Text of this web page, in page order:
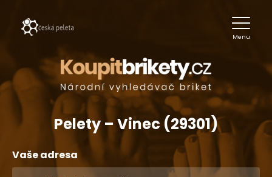
Menu
Pelety – Vinec (29301)
Vaše adresa